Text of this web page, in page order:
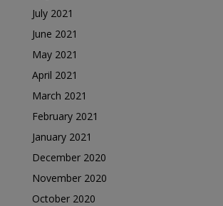
July 2021
June 2021
May 2021
April 2021
March 2021
February 2021
January 2021
December 2020
November 2020
October 2020